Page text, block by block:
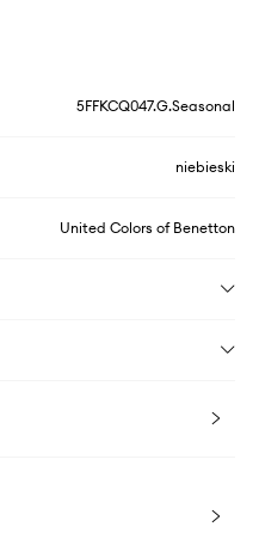
5FFKCQ047.G.Seasonal
niebieski
United Colors of Benetton